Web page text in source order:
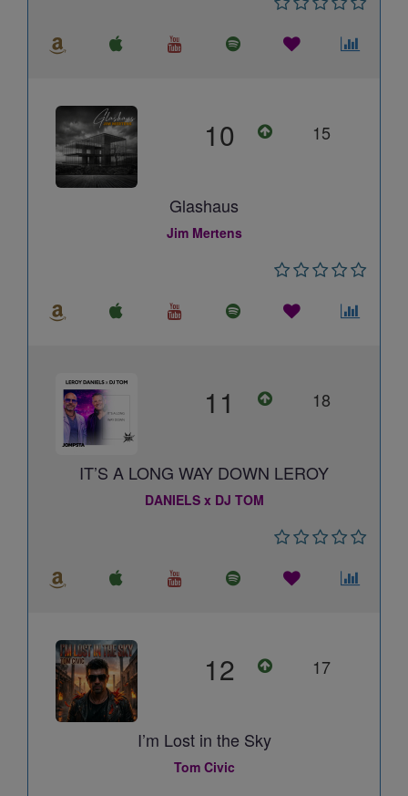
10 15
Glashaus
Jim Mertens
11 18
IT’S A LONG WAY DOWN LEROY
DANIELS x DJ TOM
12 17
I’m Lost in the Sky
Tom Civic